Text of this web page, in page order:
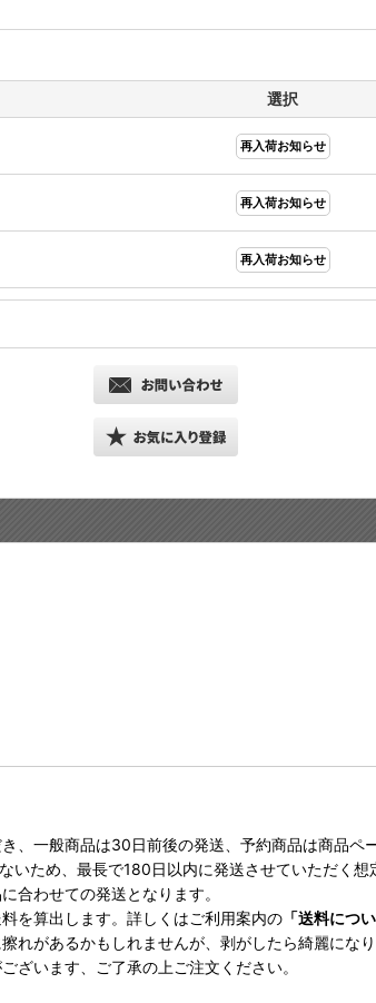
選択
再入荷お知らせ
再入荷お知らせ
再入荷お知らせ
、一般商品は30日前後の発送、予約商品は商品
ため、最長で180日以内に発送させていただく想
合わせての発送となります。
を算出します。詳しくはご利用案内の 「送料につい
れがあるかもしれませんが、剥がしたら綺麗にな
ざいます、ご了承の上ご注文ください。